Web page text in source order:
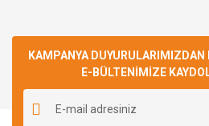
Yorum Yaz
KAMPANYA DUYURULARIMIZDAN
E-BÜLTENİMİZE